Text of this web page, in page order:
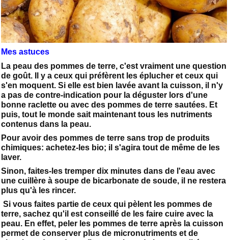
Mes astuces
La peau des pommes de terre, c'est vraiment une question
de goût. Il y a ceux qui préfèrent les éplucher et ceux qui
s'en moquent. Si elle est bien lavée avant la cuisson, il n'y
a pas de contre-indication pour la déguster lors d'une
bonne raclette ou avec des pommes de terre sautées. Et
puis, tout le monde sait maintenant tous les nutriments
contenus dans la peau.
Pour avoir des pommes de terre sans trop de produits
chimiques: achetez-les bio; il s'agira tout de même de les
laver.
Sinon, faites-les tremper dix minutes dans de l'eau avec
une cuillère à soupe de bicarbonate de soude, il ne restera
plus qu'à les rincer.
Si vous faites partie de ceux qui pèlent les pommes de
terre, sachez qu'il est conseillé de les faire cuire avec la
peau. En effet, peler les pommes de terre après la cuisson
permet de conserver plus de micronutriments et de